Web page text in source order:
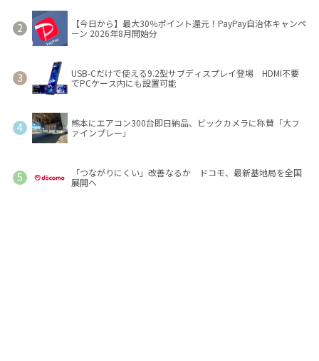
【今日から】最大30％ポイント還元！PayPay自治体キャンペ
ーン 2026年8月開始分
USB-Cだけで使える9.2型サブディスプレイ登場 HDMI不要
でPCケース内にも設置可能
熊本にエアコン300台即日納品、ビックカメラに称賛「大フ
ァインプレー」
「つながりにくい」改善なるか ドコモ、最新基地局を全国
展開へ